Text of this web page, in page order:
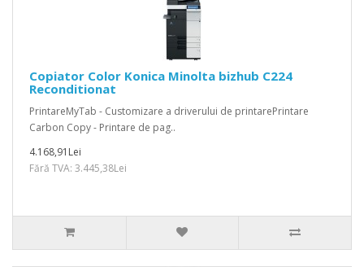
Copiator Color Konica Minolta bizhub C224
Reconditionat
PrintareMyTab - Customizare a driverului de printarePrintare
Carbon Copy - Printare de pag..
4.168,91Lei
Fără TVA: 3.445,38Lei